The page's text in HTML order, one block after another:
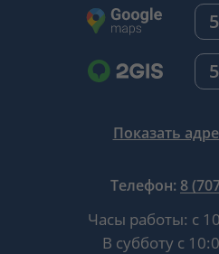
Показать
Телефон: 8
Часы работы: с
В субботу с